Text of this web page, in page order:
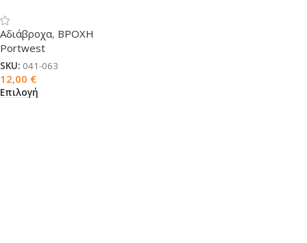
Αδιάβροχα, ΒΡΟΧΗ
Portwest
SKU: 041-063
12,00 €
Επιλογή